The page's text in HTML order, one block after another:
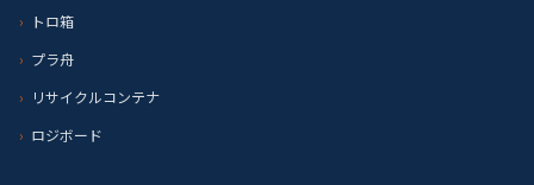
トロ箱
プラ舟
リサイクルコンテナ
ロジボード